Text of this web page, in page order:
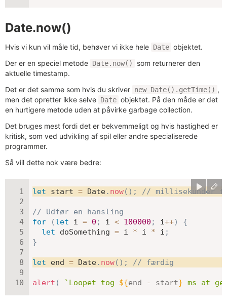
Date.now()
Hvis vi kun vil måle tid, behøver vi ikke hele Date objektet.
Der er en speciel metode Date.now()
som returnerer den
aktuelle timestamp.
Det er det samme som hvis du skriver new Date().getTime() ,
men det opretter ikke selve Date objektet. På den måde er det
en hurtigere metode uden at påvirke garbage collection.
Det bruges mest fordi det er bekvemmeligt og hvis hastighed er
kritisk, som ved udvikling af spil eller andre specialiserede
programmer.
Så viil dette nok være bedre:
let start = Date. now( ) ; // millisekunder
// Udfør en hansling
for
(let i = 0 ; i < 100000 ; i++)
{
let doSomething = i * i * i ;
}
let end = Date. now( ) ; // færdig
alert ( ` Loopet tog ${end - start} ms at